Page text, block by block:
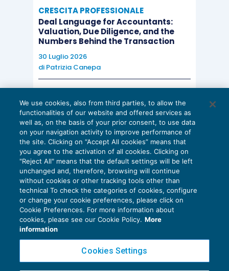
CRESCITA PROFESSIONALE
Deal Language for Accountants:
Valuation, Due Diligence, and the
Numbers Behind the Transaction
30 Luglio 2026
di Patrizia Canepa
EU AI Act e studi professionali: le
scadenze concrete
27 Luglio 2026
di Diego BarberieStefano Dovier
Privacy Policy
Cookie Policy
We use cookies, also from third parties, to allow the
functionalities of our website and offered services as
well as, on the basis of your prior consent, to use data
on your navigation activity to improve performance of
the site. Clicking on “Accept All cookies” means that
you agree to the activation of all cookies. Clicking on
"Reject All" means that the default settings will be left
unchanged and, therefore, browsing will continue
without cookies or other tracking tools other than
technical To check the categories of cookies, configure
or change your cookie preferences, please click on
Cookie Preferences. For more information about
cookies, please see our Cookie Policy. More
information
Cookies Settings